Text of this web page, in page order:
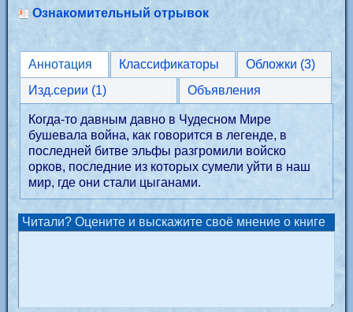
Ознакомительный отрывок
Аннотация Классификаторы
Обложки (3)
Изд.серии (1)
Объявления
Когда-то давным давно в Чудесном Мире
бушевала война, как говорится в легенде, в
последней битве эльфы разгромили войско
орков, последние из которых сумели уйти в наш
мир, где они стали цыганами.
Читали? Оцените и выскажите своё мнение о книге